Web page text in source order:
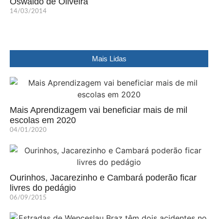
14/03/2014
Mais Lidas
Mais Aprendizagem vai beneficiar mais de mil
escolas em 2020
04/01/2020
Ourinhos, Jacarezinho e Cambará poderão ficar
livres do pedágio
06/09/2015